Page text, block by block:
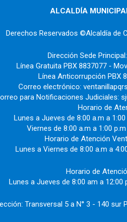
ALCALDÍA
Derechos Reservados ©Alcaldía de
Dirección Sede
Línea Gratuita PBX 8837077 -
Línea Anticorrupción PBX
Correo electrónico:
para Notificaciones Judiciales:
Horario de
Lunes a Jueves de 8:00 a.m a
Viernes de 8:00 a.m a 1:00
Horario de Atención
Lunes a Viernes de 8:00 a.m a
Horario de
Lunes a Jueves de 8:00 am a 12:00
Transversal 5 a N° 3 - 140 sur